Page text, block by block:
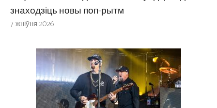
знаходзіць новы поп-рытм
7 жніўня 2026